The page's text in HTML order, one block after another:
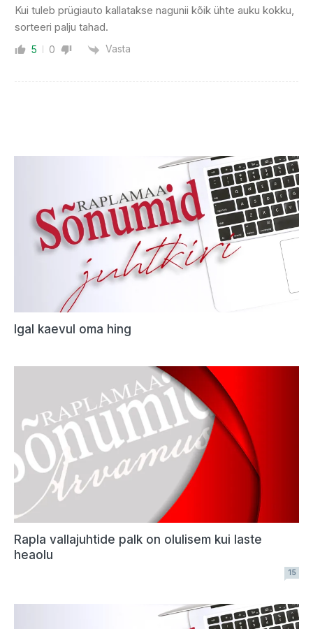
Kui tuleb prügiauto kallatakse nagunii kõik ühte auku kokku,
sorteeri palju tahad.
5 0 Vasta
Igal kaevul oma hing
Rapla vallajuhtide palk on olulisem kui laste
heaolu
15